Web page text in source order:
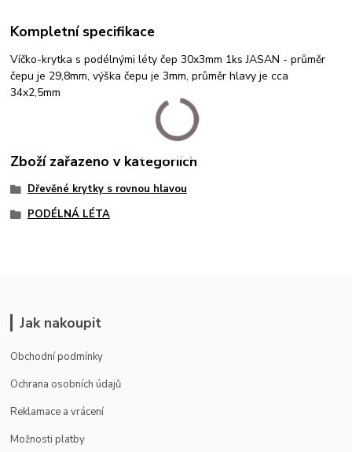
Kompletní specifikace
Víčko-krytka s podélnými léty čep 30x3mm 1ks JASAN - průměr
čepu je 29,8mm, výška čepu je 3mm, průměr hlavy je cca
34x2,5mm
Zboží zařazeno v kategoriích
Dřevěné krytky s rovnou hlavou
PODÉLNÁ LÉTA
Jak nakoupit
Obchodní podmínky
Ochrana osobních údajů
Reklamace a vrácení
Možnosti platby